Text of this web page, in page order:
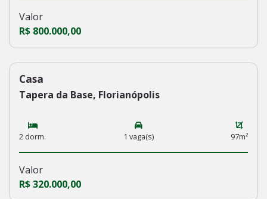
Valor
R$ 800.000,00
235
Casa
Tapera da Base, Florianópolis
2 dorm. 1 vaga(s) 97m²
Valor
R$ 320.000,00